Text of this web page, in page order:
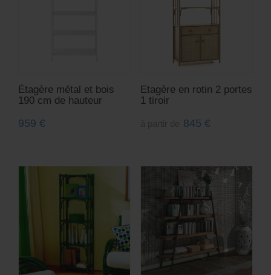
Étagère métal et bois
190 cm de hauteur
959 €
Etagère en rotin 2 portes
1 tiroir
845 €